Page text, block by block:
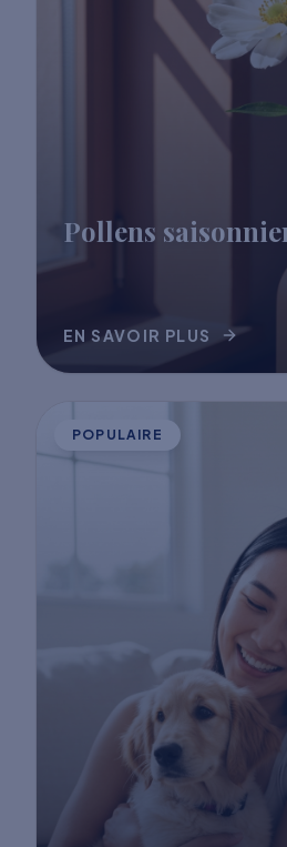
Pollens
EN SAVOIR PLUS
POPULAIRE